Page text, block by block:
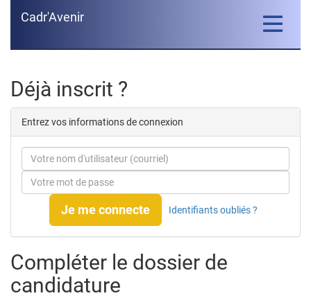
Toggle
Cadr'Avenir
Déjà inscrit ?
Entrez vos informations de connexion
Je me connecte Identifiants oubliés ?
Compléter le dossier de
candidature